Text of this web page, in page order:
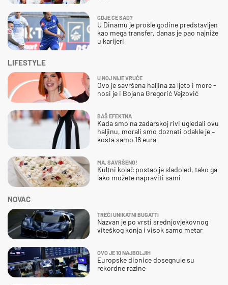
GDJE ĆE SAD?
U Dinamu je prošle godine predstavljen
kao mega transfer, danas je pao najniže
u karijeri
NOVAC
TREĆI UNIKATNI BUGATTI
Nazvan je po vrsti srednjovjekovnog
viteškog konja i visok samo metar
OVO JE 10 NAJBOLJIH
Europske dionice dosegnule su
rekordne razine
LIFESTYLE
U NOJ NIJE VRUĆE
Ovo je savršena haljina za ljeto i more -
nosi je i Bojana Gregorić Vejzović
BAŠ EFEKTNA
Kada smo na zadarskoj rivi ugledali ovu
haljinu, morali smo doznati odakle je –
košta samo 18 eura
MA, SAVRŠENO!
Kultni kolač postao je sladoled, tako ga
lako možete napraviti sami